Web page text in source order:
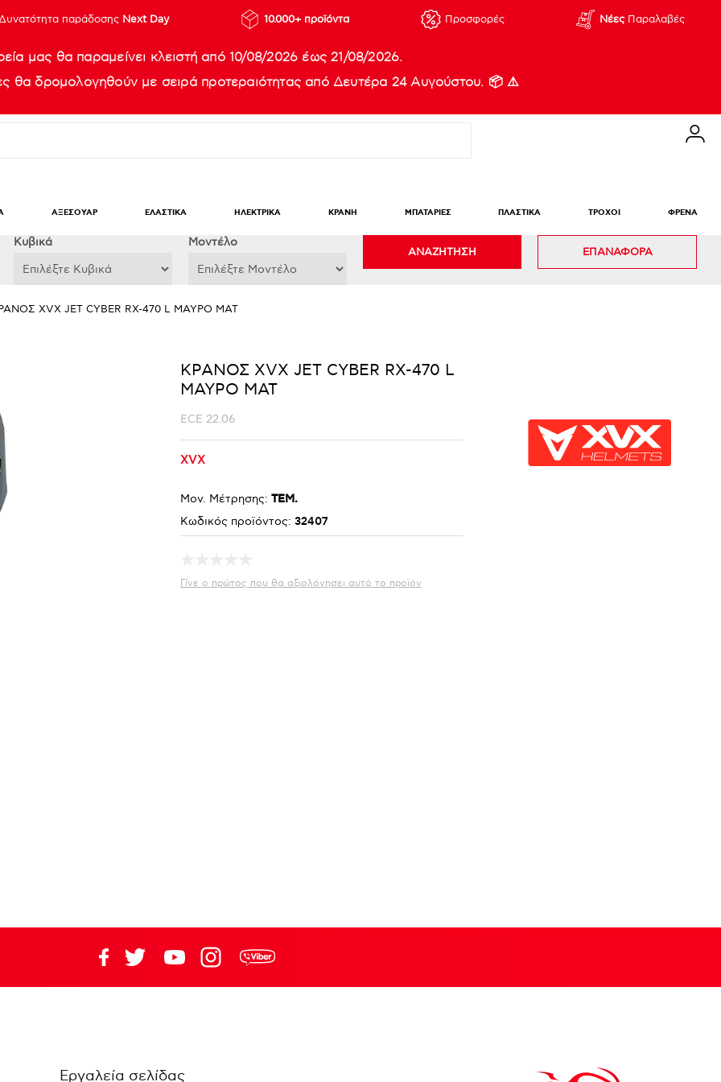
παράδοσης Next Day 10.000+ προϊόντα Προσφορές ΝέεςΠαραλαβές
μας θα παραμείνει κλειστή από 10/08/2026 έως 21/08/2026.
θα δρομολογηθούν με σειρά προτεραιότητας από Δευτέρα 24 Αυγούστου. 📦 ⚠️
ΑΞΕΣΟΥΑΡ ΕΛΑΣΤΙΚΑ ΗΛΕΚΤΡΙΚΑ ΚΡΑΝΗ ΜΠΑΤΑΡΙΕΣ ΠΛΑΣΤΙΚΑ ΤΡΟΧΟΙ ΦΡΕΝΑ
Κυβικά Μοντέλο
ΑΝΑΖΗΤΗΣΗ ΕΠΑΝΑΦΟΡΑ
ΧVΧ JET CYBER RX-470 L ΜΑΥΡΟ ΜΑΤ
ΚΡΑΝΟΣ ΧVΧ JET CYBER RX-470 L
ΜΑΥΡΟ ΜΑΤ
ECE 22.06
XVX
Μον. Μέτρησης: ΤΕΜ.
Κωδικός προϊόντος: 32407
Γίνε ο πρώτος που θα αξιολόγησει αυτό το προϊόν
Εργαλεία σελίδας